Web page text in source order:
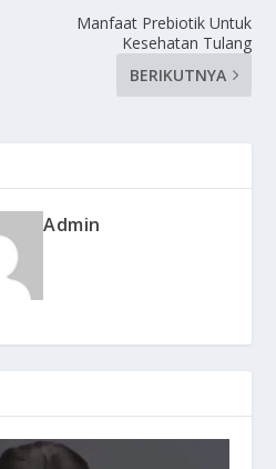
Manfaat Prebiotik Untuk
Kesehatan Tulang
BERIKUTNYA
Admin